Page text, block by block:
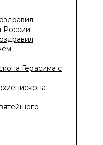
России
Герасима с